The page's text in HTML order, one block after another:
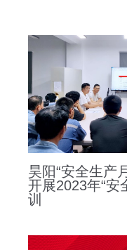
昊阳“安全生产
开展2023年“安
训